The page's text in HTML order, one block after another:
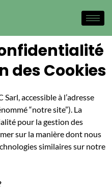
des Cookies
accessible à l’adresse
“notre site”). La
pour la gestion des
sur la manière dont nous
similaires sur notre